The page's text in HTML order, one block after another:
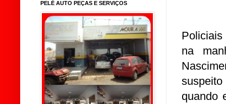
na
quando
PELÉ AUTO PEÇAS E SERVIÇOS